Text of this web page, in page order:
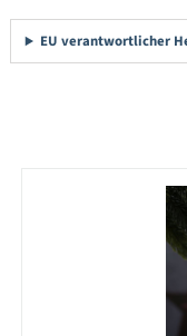
EU verantwortlicher